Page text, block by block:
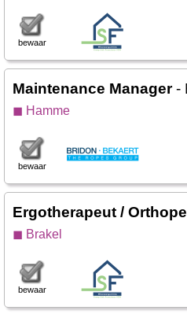
bewaar
Maintenance Manager-
◼ Hamme
bewaar
Ergotherapeut /
◼ Brakel
bewaar